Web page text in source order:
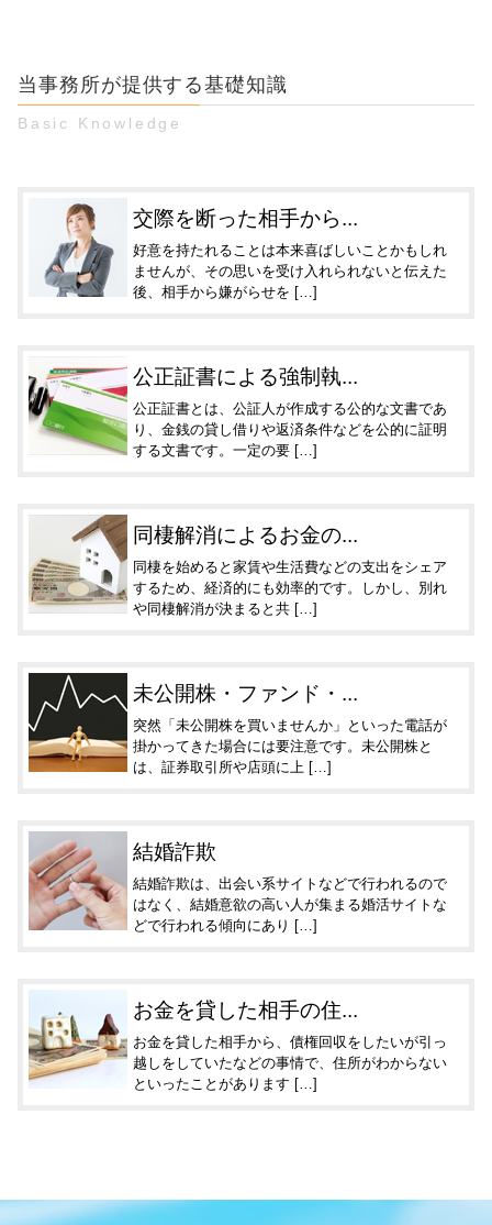
当事務所が提供する基礎知識
Basic Knowledge
交際を断った相手から...
好意を持たれることは本来喜ばしいことかもしれ
ませんが、その思いを受け入れられないと伝えた
後、相手から嫌がらせを […]
公正証書による強制執...
公正証書とは、公証人が作成する公的な文書であ
り、金銭の貸し借りや返済条件などを公的に証明
する文書です。一定の要 […]
同棲解消によるお金の...
同棲を始めると家賃や生活費などの支出をシェア
するため、経済的にも効率的です。しかし、別れ
や同棲解消が決まると共 […]
未公開株・ファンド・...
突然「未公開株を買いませんか」といった電話が
掛かってきた場合には要注意です。未公開株と
は、証券取引所や店頭に上 […]
結婚詐欺
結婚詐欺は、出会い系サイトなどで行われるので
はなく、結婚意欲の高い人が集まる婚活サイトな
どで行われる傾向にあり […]
お金を貸した相手の住...
お金を貸した相手から、債権回収をしたいが引っ
越しをしていたなどの事情で、住所がわからない
といったことがあります […]